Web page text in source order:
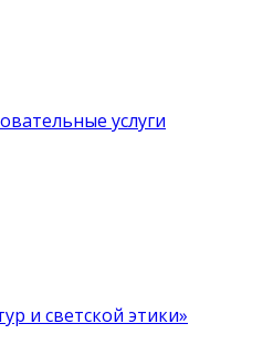
услуги
и светской этики»